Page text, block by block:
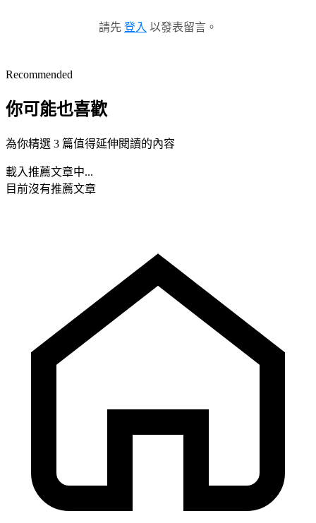
請先 登入 以發表留言。
Recommended
你可能也喜歡
為你精選 3 篇值得延伸閱讀的內容
載入推薦文章中...
目前沒有推薦文章